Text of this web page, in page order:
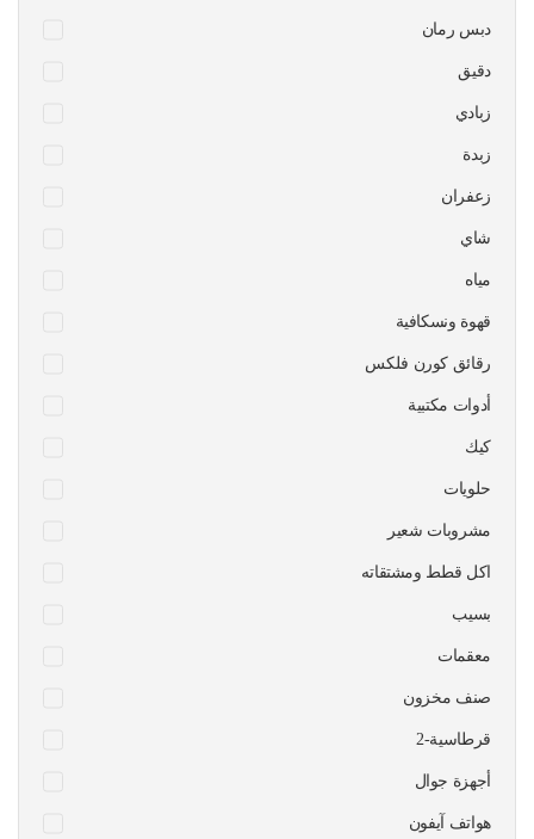
دبس رمان
دقيق
زبادي
زبدة
زعفران
شاي
مياه
قهوة ونسكافية
رقائق كورن فلكس
أدوات مكتبية
كيك
حلويات
مشروبات شعير
اكل قطط ومشتقاته
بسيب
معقمات
صنف مخزون
قرطاسية-2
أجهزة جوال
هواتف آيفون